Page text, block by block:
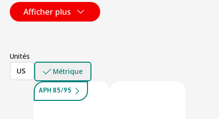
Afficher plus
Unités
US
Métrique
APH 85/95